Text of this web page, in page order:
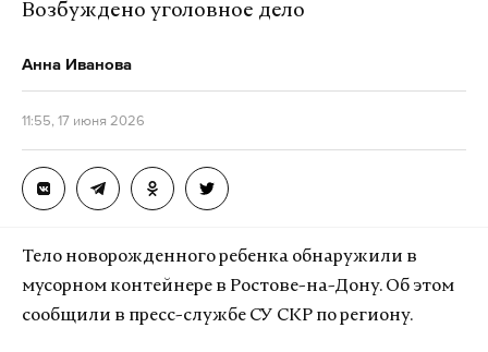
Возбуждено уголовное дело
Анна Иванова
11:55, 17 июня 2026
Тело новорожденного ребенка обнаружили в
мусорном контейнере в Ростове-на-Дону. Об этом
сообщили в пресс-службе СУ СКР по региону.